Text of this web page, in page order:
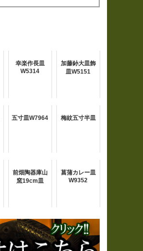
幸楽作長皿
W5314
加藤釥大皿飾
皿W5151
五寸皿W7964 梅紋五寸半皿
前畑陶器庫山
窯19cm皿
菖蒲カレー皿
W9352